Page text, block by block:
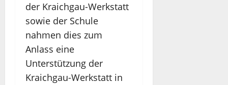
der Kraichgau-Werkstatt
sowie der Schule
nahmen dies zum
Anlass eine
Unterstützung der
Kraichgau-Werkstatt in